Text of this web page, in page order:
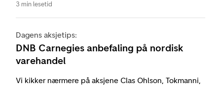
3 min lesetid
Dagens aksjetips:
DNB Carnegies anbefaling på nordisk
varehandel
Vi kikker nærmere på aksjene Clas Ohlson, Tokmanni,